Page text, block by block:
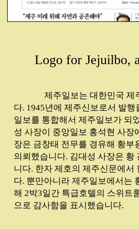
Logo for Jejuilbo,
제주일보는 대한민국 제
다. 1945년에 제주신보로서 발
일보를 통합해서 제주일보가 되
성 사장이 중앙일보 홍석현 사
장은 금창태 전무를 경유해 황
의뢰했습니다. 김대성 사장은
니다. 한자 제호의 제주신문에
다. 뿐만아니라 제주일보에서는
해 2박3일간 특급호텔의 스위트
으로 감사함을 표시했습니다.